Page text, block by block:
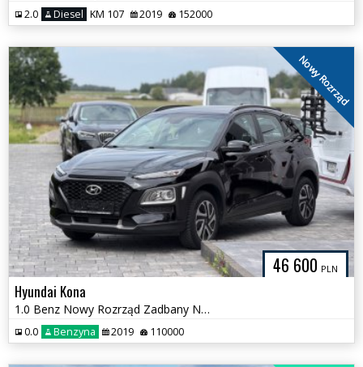
2.0 Diesel KM 107 2019 152000
46 600 PLN
Nowy Rozrząd
Hyundai Kona
1.0 Benz Nowy Rozrząd Zadbany Niski Przebieg
0.0 Benzyna 2019 110000